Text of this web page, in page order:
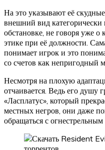
На это указывают её
внешний вид категорически
обстановке, не говоря уже
этике при её должности.
понимает игрок и это
со счетов как непригодный
Несмотря на плохую
отчаивается. Ведь его душу
«Ласплатус», который
местных негров, они даже
обращаться с